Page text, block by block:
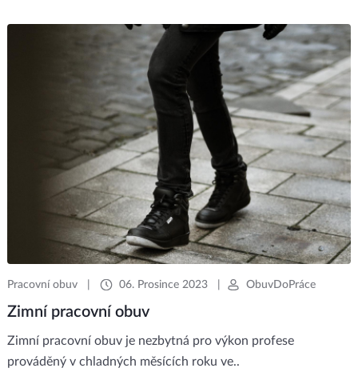
Pracovní obuv| 06. Prosince 2023| ObuvDoPráce
Zimní pracovní obuv
Zimní pracovní obuv je nezbytná pro výkon profese
prováděný v chladných měsících roku ve..